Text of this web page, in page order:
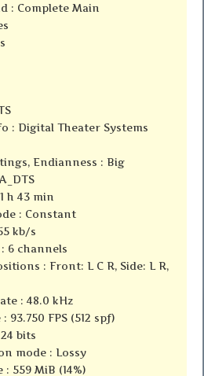
: Complete Main
: Digital Theater Systems
Endianness : Big
h 43 min
: Constant
kb/s
6 channels
: Front: L C R, Side: L R,
: 48.0 kHz
93.750 FPS (512 spf)
bits
mode : Lossy
: 559 MiB (14%)